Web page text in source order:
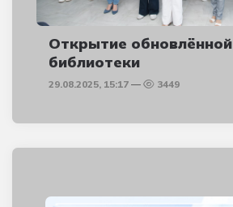
Открытие обновлённой
библиотеки
29.08.2025, 15:17 3449